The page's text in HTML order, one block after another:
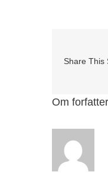
Share This
Om